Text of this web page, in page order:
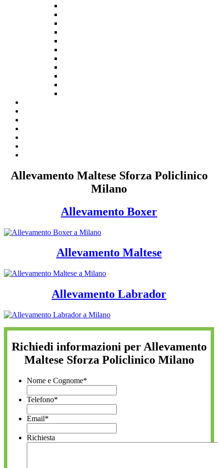
Allevamento Maltese Sforza Policlinico
Milano
Allevamento Boxer
Allevamento Maltese
Allevamento Labrador
Richiedi informazioni per Allevamento
Maltese Sforza Policlinico Milano
Nome e Cognome*
Telefono*
Email*
Richiesta